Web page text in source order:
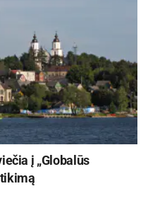
šių metų kūdikis – Jonė iš
yra tai, kad joje
–
elektros srovė,
į „Globalūs